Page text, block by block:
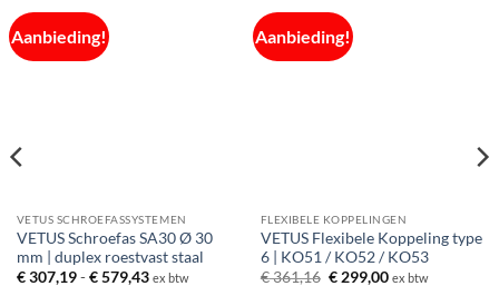
Aanbieding!
VETUS SCHROEFASSYSTEMEN
VETUS Schroefas SA30 Ø 30
mm | duplex roestvast staal
€307,19 - €579,43Prijsklasse:
ex btw
Aanbieding!
FLEXIBELE KOPPELINGEN
VETUS Flexibele Koppeling type
6 | KO51 / KO52 / KO53
€361,16 Oorspronkelijke
€299,00Huidige
ex btw